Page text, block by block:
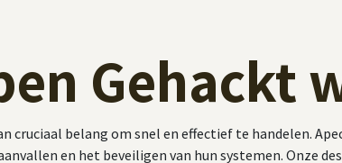
Gehackt
cruciaal belang om snel en effectief te handelen.
en het beveiligen van hun systemen. Onze